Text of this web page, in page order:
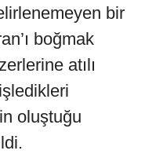
bir
boğmak
atılı
oluştuğu